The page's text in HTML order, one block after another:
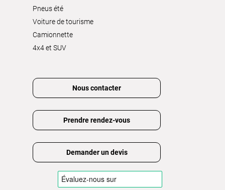
Pneus été
Voiture de tourisme
Camionnette
4x4 et SUV
Nous contacter
Prendre rendez-vous
Demander un devis